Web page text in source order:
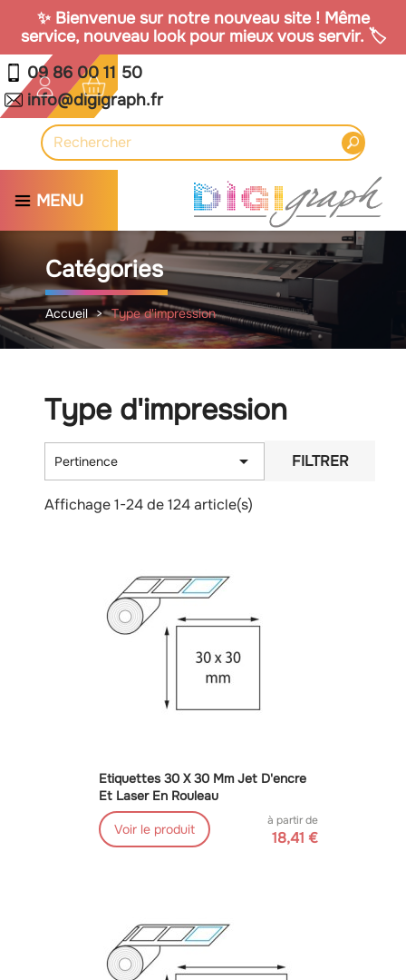
✨ Bienvenue sur notre nouveau site ! Même
service, nouveau look pour mieux vous servir. 🏷️
MENU
09 86 00 11 50
info@digigraph.fr
Catégories
Accueil Type d'impression
Type d'impression
Pertinence  FILTRER
Affichage 1-24 de 124 article(s)
Etiquettes 30 X 30 Mm Jet D'encre
Et Laser En Rouleau
Voir le produit
à partir de
18,41 €